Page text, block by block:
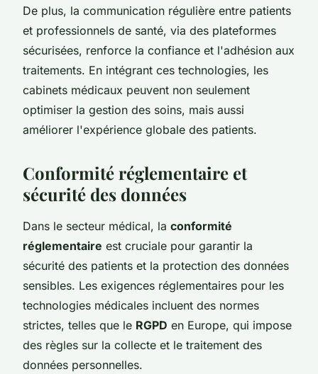
De plus, la communication régulière entre patients
et professionnels de santé, via des plateformes
sécurisées, renforce la confiance et l'adhésion aux
traitements. En intégrant ces technologies, les
cabinets médicaux peuvent non seulement
optimiser la gestion des soins, mais aussi
améliorer l'expérience globale des patients.
Conformité réglementaire et
sécurité des données
Dans le secteur médical, la conformité
réglementaire est cruciale pour garantir la
sécurité des patients et la protection des données
sensibles. Les exigences réglementaires pour les
technologies médicales incluent des normes
strictes, telles que le RGPD en Europe, qui impose
des règles sur la collecte et le traitement des
données personnelles.